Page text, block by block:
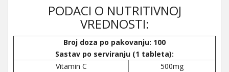
PODACI O NUTRITIVNOJ
VREDNOSTI:
Broj doza po pakovanju: 100
Sastav po serviranju (1 tableta):
Vitamin C
500mg